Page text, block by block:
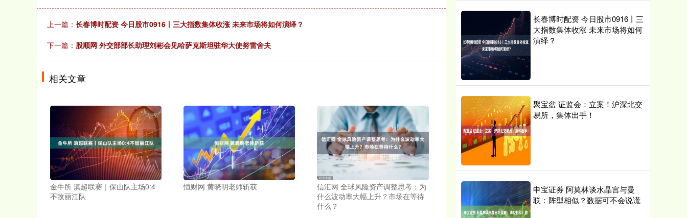
上一篇： 长春博时配资 今日股市0916丨三大指数集体收涨 未来市场将如何演绎？
下一篇： 股顺网 外交部部长助理刘彬会见哈萨克斯坦驻华大使努雷舍夫
相关文章
金牛所 滇超联赛｜保山队主场0:4
不敌丽江队
恒财网 黄晓明老师斩获
信汇网 全球风险资产调整思考：为
什么波动率大幅上升？市场在等待
什么？
长春博时配资 今日股市0916丨三
大指数集体收涨 未来市场将如何
演绎？
聚宝盆 证监会：立案！沪深北交
易所，集体出手！
申宝证券 阿莫林谈水晶宫与曼
联：阵型相似？数据可不会说谎